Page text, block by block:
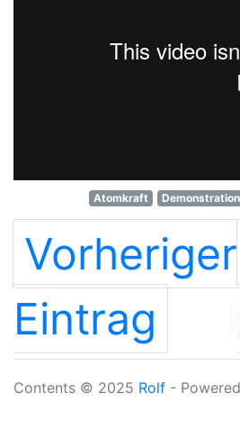
Atomkraft
Vorheriger
Eintrag
Contents © 2025 Rolf -